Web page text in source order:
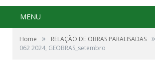
MENU
Home » RELAÇÃO DE OBRAS PARALISADAS »
062 2024, GEOBRAS_setembro